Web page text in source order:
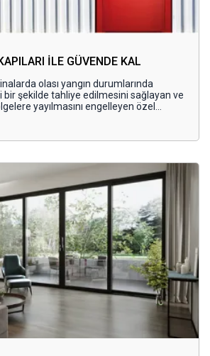
İLE GÜVENDE KAL
olası yangın durumlarında
bir şekilde tahliye edilmesini sağlayan ve
yayılmasını engelleyen özel
can ve mal güvenliğini korur.